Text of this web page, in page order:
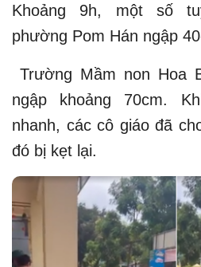
Khoảng 9h, một số
phường Pom Hán ngập
Trường Mầm non Hoa
ngập khoảng 70cm.
nhanh, các cô giáo đã
đó bị kẹt lại.